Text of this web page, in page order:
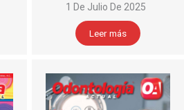
1 De Julio De 2025
Leer más